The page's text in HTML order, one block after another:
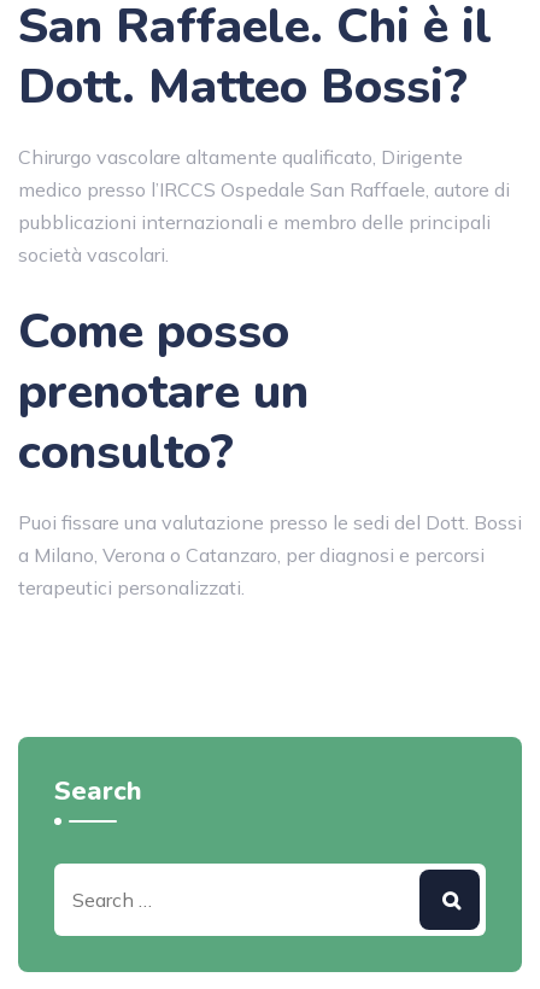
San Raffaele. Chi è il
Dott. Matteo Bossi?
Chirurgo vascolare altamente qualificato, Dirigente
medico presso l’IRCCS Ospedale San Raffaele, autore di
pubblicazioni internazionali e membro delle principali
società vascolari.
Come posso
prenotare un
consulto?
Puoi fissare una valutazione presso le sedi del Dott. Bossi
a Milano, Verona o Catanzaro, per diagnosi e percorsi
terapeutici personalizzati.
Search